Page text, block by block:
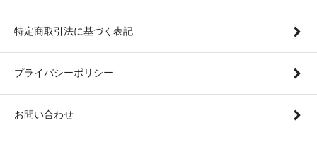
特定商取引法に基づく表記
プライバシーポリシー
お問い合わせ